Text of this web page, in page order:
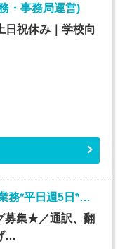
・事務局運営)
日祝休み｜学校向
一般事務(1月中旬開始～長期*事務業務*平日週5日*銀座)
募集★／通訳、翻
…